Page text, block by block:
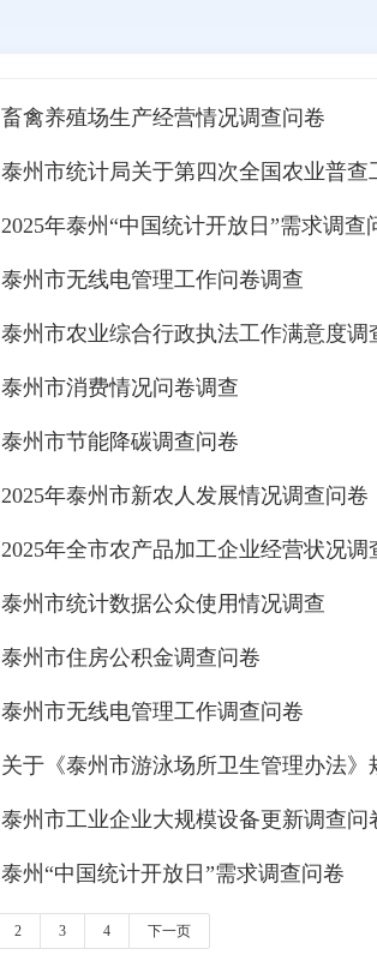
畜禽养殖场生产经营情况调查问卷
泰州市统计局关于第四次全国农业普查
2025年泰州“中国统计开放日”需求调查
泰州市无线电管理工作问卷调查
泰州市农业综合行政执法工作满意度调
泰州市消费情况问卷调查
泰州市节能降碳调查问卷
2025年泰州市新农人发展情况调查问卷
2025年全市农产品加工企业经营状况调
泰州市统计数据公众使用情况调查
泰州市住房公积金调查问卷
泰州市无线电管理工作调查问卷
关于《泰州市游泳场所卫生管理办法
泰州市工业企业大规模设备更新调查问
泰州“中国统计开放日”需求调查问卷
2 3 4 下一页